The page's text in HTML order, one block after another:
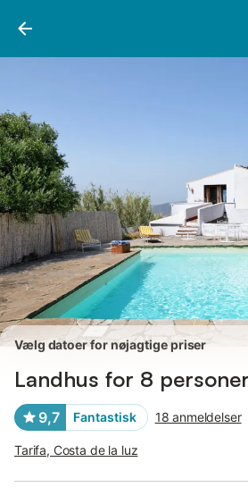
Billeder
Vælg datoer for nøjagtige priser
Landhus for 8
9,7 Fantastisk 18 anmeldelser
Tarifa, Costa de la luz